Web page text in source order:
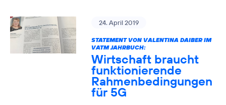
24. April 2019
STATEMENT VON VALENTINA DAIBER IM
VATM JAHRBUCH:
Wirtschaft braucht
funktionierende
Rahmenbedingungen
für 5G